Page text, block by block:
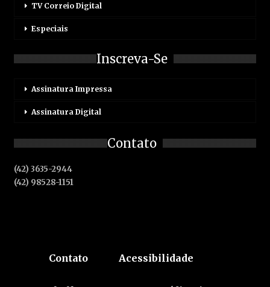
TV Correio Digital
Especiais
Inscreva-Se
Assinatura Impressa
Assinatura Digital
Contato
(42) 3635-2944
(42) 98528-1151
Contato Acessibilidade